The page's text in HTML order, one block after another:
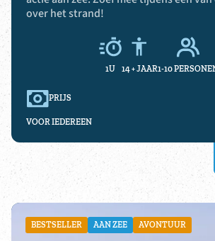
over het strand!
1U 14 +JAAR1-10
PRIJS
VOOR IEDEREEN
BESTSELLER AAN ZEE AVONTUUR